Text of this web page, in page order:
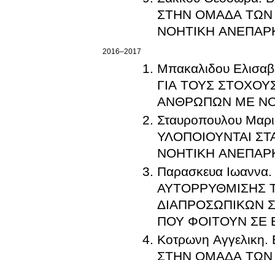
ΣΤΗΝ ΟΜΑΔΑ ΤΩΝ
ΝΟΗΤΙΚΗ
2016–2017
Μπακαλιδου
ΓΙΑ ΤΟΥΣ
ΑΝΘΡΩΠΩΝ ΜΕ
Σταυροπουλου
ΥΛΟΠΟΙΟΥΝΤΑΙ
ΝΟΗΤΙΚΗ
Παρασκευα
ΑΥΤΟΡΡΥΘΜΙΣΗΣ
ΔΙΑΠΡΟΣΩΠΙΚΩΝ
ΠΟΥ ΦΟΙΤΟΥΝ ΣΕ
Κοτρωνη
ΣΤΗΝ ΟΜΑΔΑ ΤΩΝ